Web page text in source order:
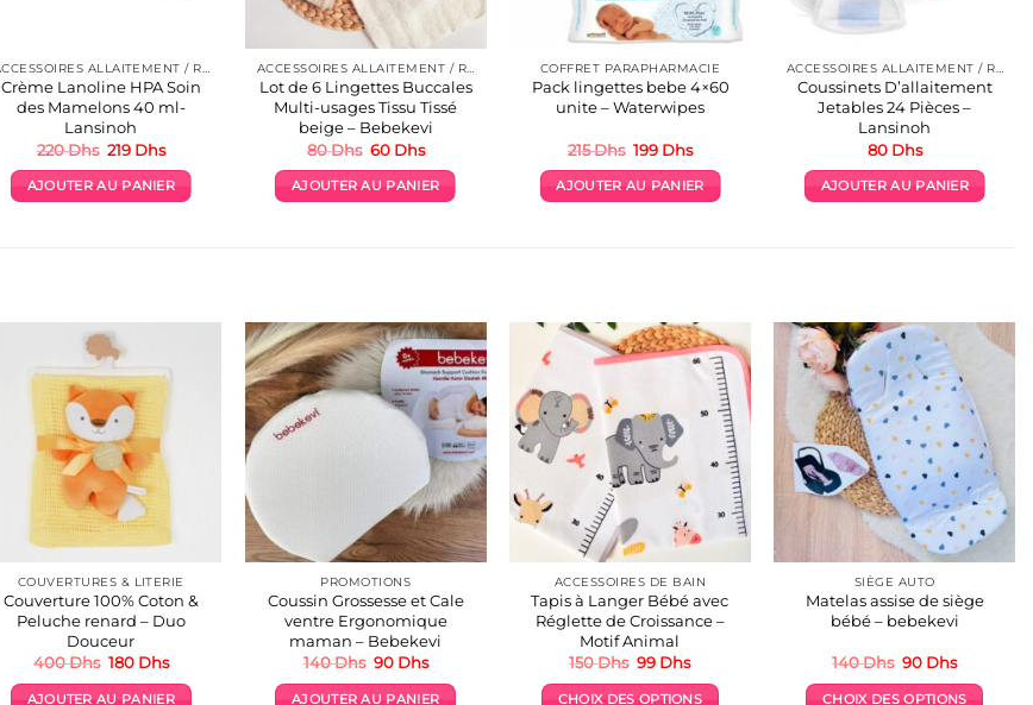
Crème Lanoline HPA Soin
des Mamelons 40 ml-
Lansinoh
220Dhs Le
initial
était :
219 DhsLe
actuel
est :
AJOUTER AU PANIER
Lot de 6 Lingettes Buccales
Multi-usages Tissu Tissé
beige – Bebekevi
80Dhs Le
initial
était :
60 DhsLe
actuel
est :
AJOUTER AU PANIER
COFFRET PARAPHARMACIE
Pack lingettes bebe 4×60
unite – Waterwipes
215Dhs Le
initial
était :
199 DhsLe
actuel
est :
AJOUTER AU PANIER
Coussinets D’allaitement
Jetables 24 Pièces –
Lansinoh
80 Dhs
AJOUTER AU PANIER
COUVERTURES & LITERIE
Couverture 100% Coton &
Peluche renard – Duo
Douceur
400Dhs Le
initial
180 DhsLe
actuel
AJOUTER AU PANIER
PROMOTIONS
Coussin Grossesse et Cale
ventre Ergonomique
maman – Bebekevi
140Dhs Le
initial
90 DhsLe
actuel
AJOUTER AU PANIER
ACCESSOIRES DE BAIN
Tapis à Langer Bébé avec
Réglette de Croissance –
Motif Animal
150Dhs Le
initial
99 DhsLe
actuel
CHOIX DES OPTIONS
SIÈGE AUTO
Matelas assise de siège
bébé – bebekevi
140Dhs Le
initial
90 DhsLe
actuel
CHOIX DES OPTIONS